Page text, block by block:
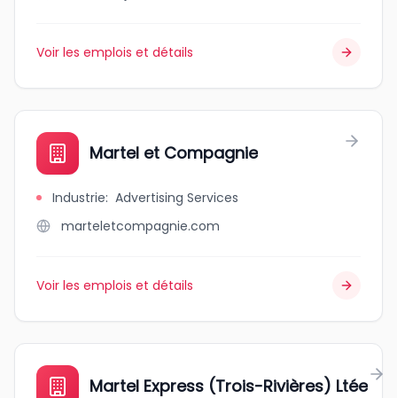
Voir les emplois et détails
Martel et Compagnie
Industrie: Advertising Services
marteletcompagnie.com
Voir les emplois et détails
Martel Express (Trois-Rivières) Ltée